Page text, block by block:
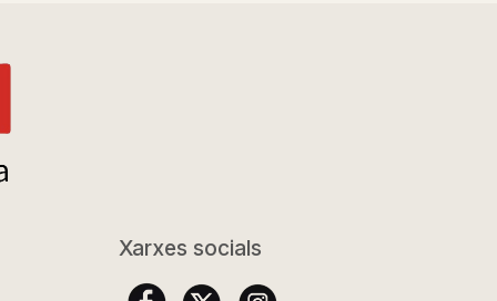
Xarxes socials